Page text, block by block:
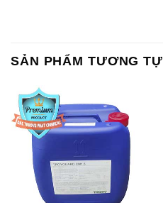
SẢN PHẨM TƯƠNG TỰ